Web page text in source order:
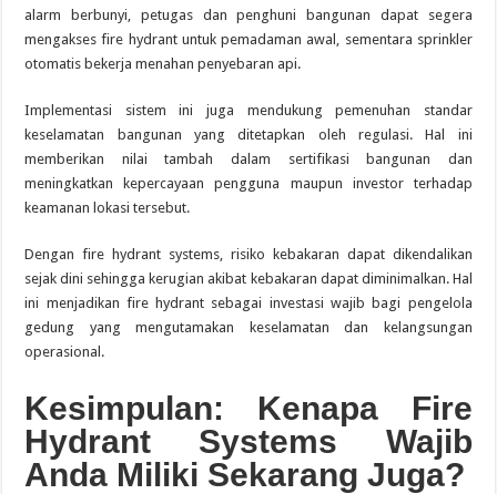
alarm berbunyi, petugas dan penghuni bangunan dapat segera
mengakses fire hydrant untuk pemadaman awal, sementara sprinkler
otomatis bekerja menahan penyebaran api.
Implementasi sistem ini juga mendukung pemenuhan standar
keselamatan bangunan yang ditetapkan oleh regulasi. Hal ini
memberikan nilai tambah dalam sertifikasi bangunan dan
meningkatkan kepercayaan pengguna maupun investor terhadap
keamanan lokasi tersebut.
Dengan fire hydrant systems, risiko kebakaran dapat dikendalikan
sejak dini sehingga kerugian akibat kebakaran dapat diminimalkan. Hal
ini menjadikan fire hydrant sebagai investasi wajib bagi pengelola
gedung yang mengutamakan keselamatan dan kelangsungan
operasional.
Kesimpulan: Kenapa Fire
Hydrant Systems Wajib
Anda Miliki Sekarang Juga?